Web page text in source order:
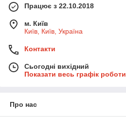
Працює з 22.10.2018
м. Київ
Київ, Київ, Україна
Контакти
Сьогодні вихідний
Показати весь графік роботи
Про нас